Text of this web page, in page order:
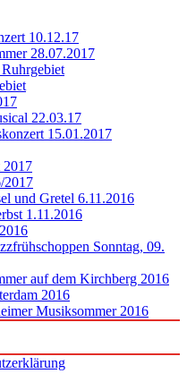
10.12.17
28.07.2017
22.03.17
15.01.2017
2017
2017
und Gretel 6.11.2016
1.11.2016
Sonntag, 09.
auf dem Kirchberg 2016
2016
Musiksommer 2016